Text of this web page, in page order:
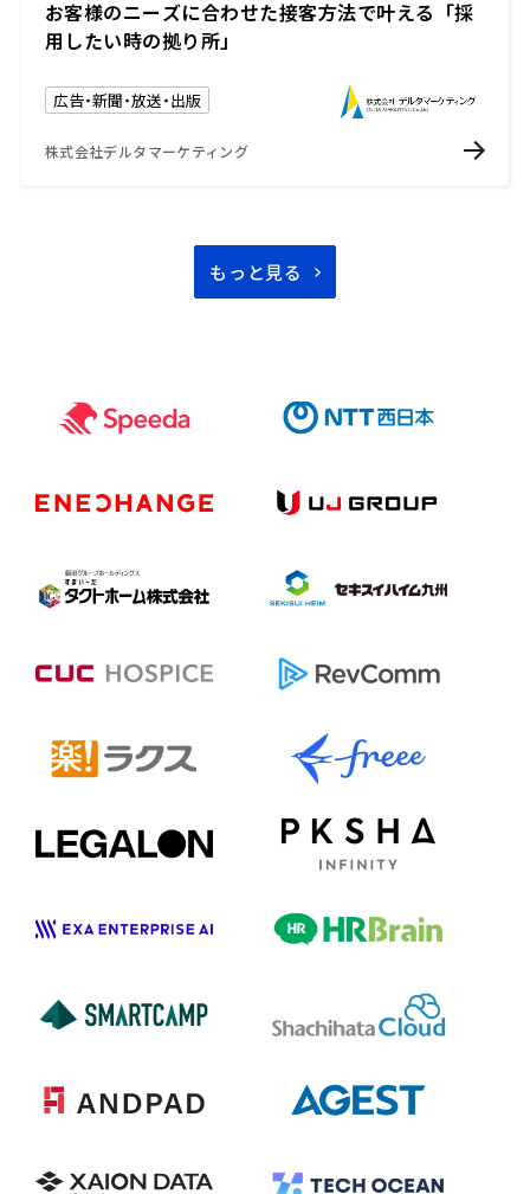
お客様のニーズに合わせた接客方法で叶える「採
用したい時の拠り所」
広告・新聞・放送・出版
株式会社デルタマーケティング
もっと見る